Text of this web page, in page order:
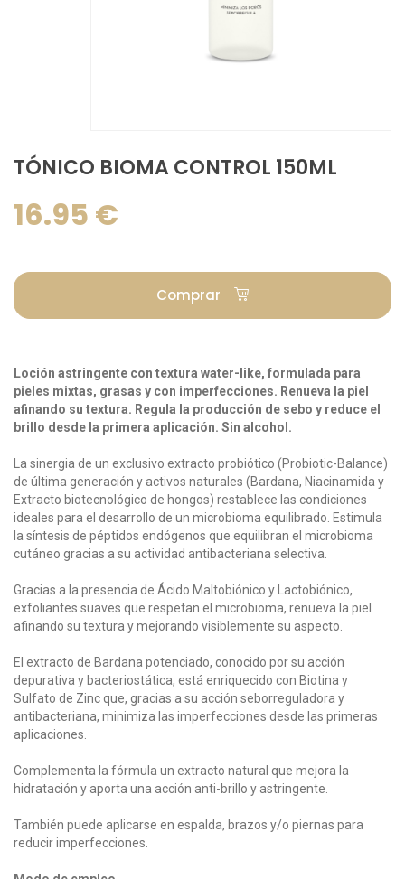
TÓNICO BIOMA CONTROL 150ML
16.95 €
Comprar
Loción astringente con textura water-like, formulada para
pieles mixtas, grasas y con imperfecciones. Renueva la piel
afinando su textura. Regula la producción de sebo y reduce el
brillo desde la primera aplicación. Sin alcohol.
La sinergia de un exclusivo extracto probiótico (Probiotic-Balance)
de última generación y activos naturales (Bardana, Niacinamida y
Extracto biotecnológico de hongos) restablece las condiciones
ideales para el desarrollo de un microbioma equilibrado. Estimula
la síntesis de péptidos endógenos que equilibran el microbioma
cutáneo gracias a su actividad antibacteriana selectiva.
Gracias a la presencia de Ácido Maltobiónico y Lactobiónico,
exfoliantes suaves que respetan el microbioma, renueva la piel
afinando su textura y mejorando visiblemente su aspecto.
El extracto de Bardana potenciado, conocido por su acción
depurativa y bacteriostática, está enriquecido con Biotina y
Sulfato de Zinc que, gracias a su acción seborreguladora y
antibacteriana, minimiza las imperfecciones desde las primeras
aplicaciones.
Complementa la fórmula un extracto natural que mejora la
hidratación y aporta una acción anti-brillo y astringente.
También puede aplicarse en espalda, brazos y/o piernas para
reducir imperfecciones.